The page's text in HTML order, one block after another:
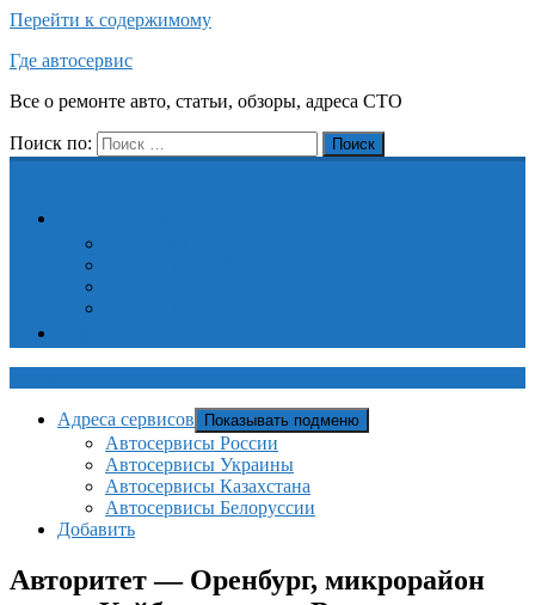
Перейти к содержимому
Где автосервис
Все о ремонте авто, статьи, обзоры, адреса СТО
Поиск по: Поиск
Адреса сервисов Показывать подменю
Автосервисы России
Автосервисы Украины
Автосервисы Казахстана
Автосервисы Белоруссии
Добавить
Авторитет — Оренбург, микрорайон